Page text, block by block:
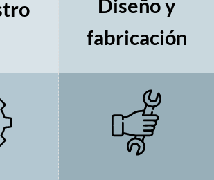
Diseño y
fabricación